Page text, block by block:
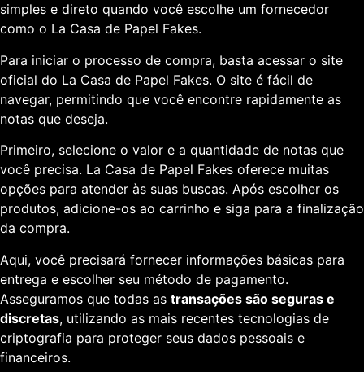
simples e direto quando você escolhe um fornecedor
como o La Casa de Papel Fakes.
Para iniciar o processo de compra, basta acessar o site
oficial do La Casa de Papel Fakes. O site é fácil de
navegar, permitindo que você encontre rapidamente as
notas que deseja.
Primeiro, selecione o valor e a quantidade de notas que
você precisa. La Casa de Papel Fakes oferece muitas
opções para atender às suas buscas. Após escolher os
produtos, adicione-os ao carrinho e siga para a finalização
da compra.
Aqui, você precisará fornecer informações básicas para
entrega e escolher seu método de pagamento.
Asseguramos que todas as transações são seguras e
discretas, utilizando as mais recentes tecnologias de
criptografia para proteger seus dados pessoais e
financeiros.